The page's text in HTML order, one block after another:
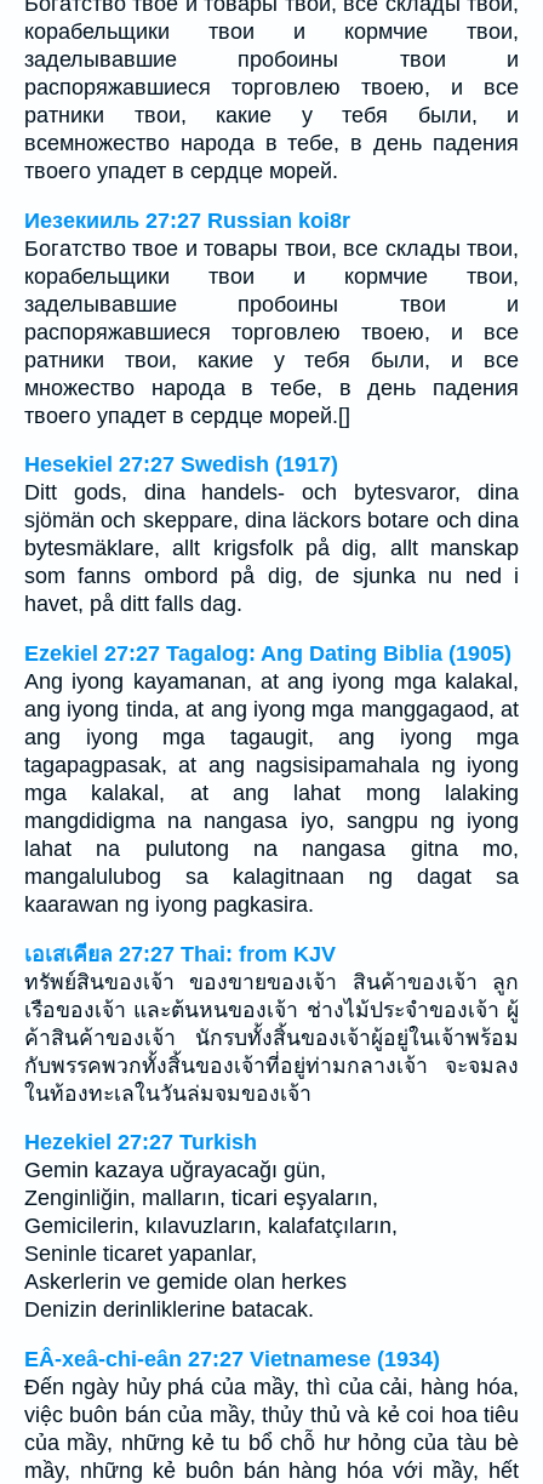
корабельщики твои и кормчие твои,
заделывавшие пробоины твои и
распоряжавшиеся торговлею твоею, и все
ратники твои, какие у тебя были, и
всемножество народа в тебе, в день падения
твоего упадет в сердце морей.
Иезекииль 27:27 Russian koi8r
Богатство твое и товары твои, все склады твои,
корабельщики твои и кормчие твои,
заделывавшие пробоины твои и
распоряжавшиеся торговлею твоею, и все
ратники твои, какие у тебя были, и все
множество народа в тебе, в день падения
твоего упадет в сердце морей.[]
Hesekiel 27:27 Swedish (1917)
Ditt gods, dina handels- och bytesvaror, dina
sjömän och skeppare, dina läckors botare och dina
bytesmäklare, allt krigsfolk på dig, allt manskap
som fanns ombord på dig, de sjunka nu ned i
havet, på ditt falls dag.
Ezekiel 27:27 Tagalog: Ang Dating Biblia (1905)
Ang iyong kayamanan, at ang iyong mga kalakal,
ang iyong tinda, at ang iyong mga manggagaod, at
ang iyong mga tagaugit, ang iyong mga
tagapagpasak, at ang nagsisipamahala ng iyong
mga kalakal, at ang lahat mong lalaking
mangdidigma na nangasa iyo, sangpu ng iyong
lahat na pulutong na nangasa gitna mo,
mangalulubog sa kalagitnaan ng dagat sa
kaarawan ng iyong pagkasira.
เอเสเคียล 27:27 Thai: from KJV
ทรัพย์สินของเจ้า ของขายของเจ้า สินค้าของเจ้า ลูก
เรือของเจ้า และต้นหนของเจ้า ช่างไม้ประจำของเจ้า ผู้
ค้าสินค้าของเจ้า นักรบทั้งสิ้นของเจ้าผู้อยู่ในเจ้าพร้อม
กับพรรคพวกทั้งสิ้นของเจ้าที่อยู่ท่ามกลางเจ้า จะจมลง
ในท้องทะเลในวันล่มจมของเจ้า
Hezekiel 27:27 Turkish
Gemin kazaya uğrayacağı gün,
Zenginliğin, malların, ticari eşyaların,
Gemicilerin, kılavuzların, kalafatçıların,
Seninle ticaret yapanlar,
Askerlerin ve gemide olan herkes
Denizin derinliklerine batacak.
EÂ-xeâ-chi-eân 27:27 Vietnamese (1934)
Ðến ngày hủy phá của mầy, thì của cải, hàng hóa,
việc buôn bán của mầy, thủy thủ và kẻ coi hoa tiêu
của mầy, những kẻ tu bổ chỗ hư hỏng của tàu bè
mầy, những kẻ buôn bán hàng hóa với mầy, hết